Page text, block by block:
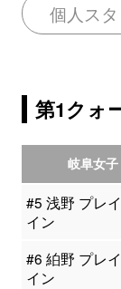
個人ス
第1クォ
岐阜女子
#5 浅野 プレ
イン
#6 絈野 プレ
イン